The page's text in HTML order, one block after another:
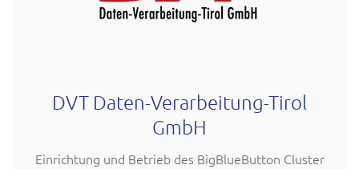
DVT Daten-Verarbeitung-Tirol
GmbH
Einrichtung und Betrieb des BigBlueButton Cluster